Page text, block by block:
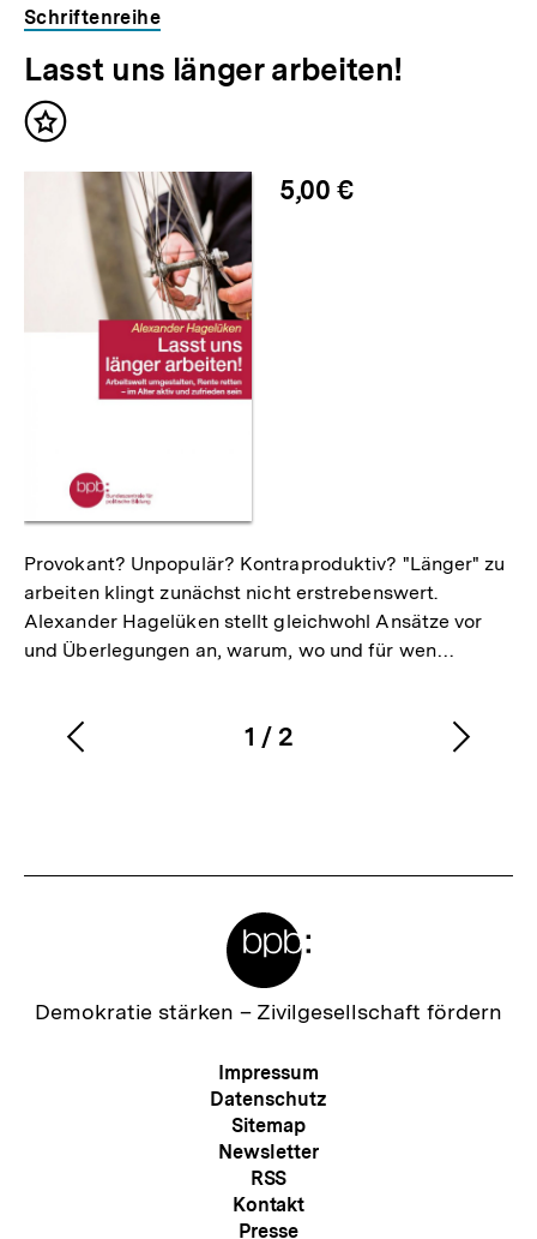
Inhaltskarousell
für
weitere
Inhalte
Inhaltskarussell
überspringen
Schriftenreihe
Lasst uns länger arbeiten!
Inhalt
5,00 €
Provokant? Unpopulär? Kontraproduktiv? "Länger" zu
arbeiten klingt zunächst nicht erstrebenswert.
Alexander Hagelüken stellt gleichwohl Ansätze vor
und Überlegungen an, warum, wo und für wen…
Karussellinhalt
1
von
/ 2
Vorherigen
Zur
Demokratie stärken – Zivilgesellschaft fördern
Meta-
Navigation
Impressum
Datenschutz
Sitemap
Newsletter
RSS
Kontakt
Presse